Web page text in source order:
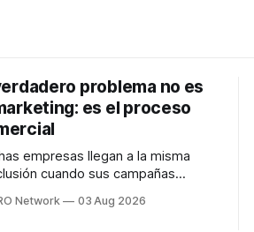
problema no es
es el proceso
empresas llegan a la misma
cuando sus campañas
no funciona". Sin embargo,
Network 03 Aug 2026